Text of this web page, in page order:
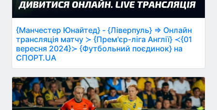
{Манчестер Юнайтед} - {Ліверпуль} ⇒ Онлайн
трансляція матчу ≻ {Прем'єр-ліга Англії} ≺{01
вересня 2024}≻ {Футбольний поєдинок} на
СПОРТ.UA